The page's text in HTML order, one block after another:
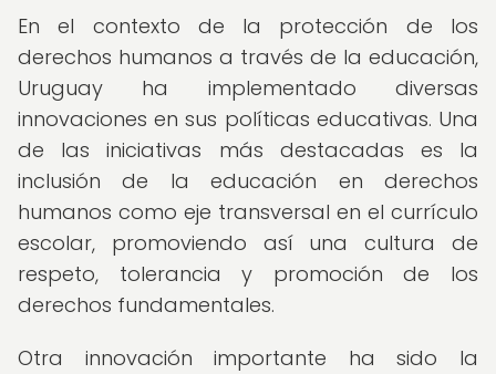
En el contexto de la protección de los
derechos humanos a través de la educación,
Uruguay ha implementado diversas
innovaciones en sus políticas educativas. Una
de las iniciativas más destacadas es la
inclusión de la educación en derechos
humanos como eje transversal en el currículo
escolar, promoviendo así una cultura de
respeto, tolerancia y promoción de los
derechos fundamentales.
Otra innovación importante ha sido la